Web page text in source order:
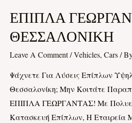
ΕΠΙΠΛΑ
ΘΕΣΣΑΛΟΝΙΚΗ
Leave A Comment/Vehicles, Cars/
Ψάχνετε Για Λύσεις Επίπλων
Θεσσαλονίκη; Μην Κοιτάτε
ΕΠΙΠΛΑ ΓΕΩΡΓΑΝΤΑΣ! Με
Κατασκευή Επίπλων, Η Εταιρεία
ΕΠΙΠΛΑ
ΘΕΣΣΑΛΟΝΙΚΗ